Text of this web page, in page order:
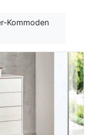
Kommoden